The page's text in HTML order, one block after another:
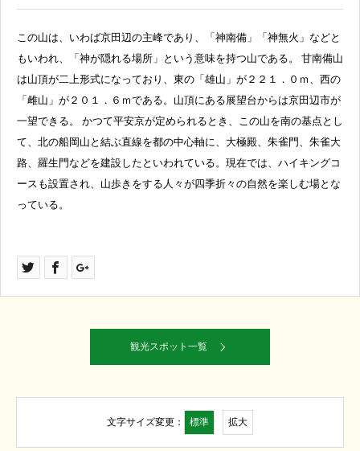
この山は、いわば京田辺の主峰であり、「神南備」「神無火」などと
もいわれ、「神が隠れる場所」という意味を持つ山である。 甘南備山
は山頂が二上形式になっており、東の「雄山」が２２１．０ｍ、西の
「雌山」が２０１．６ｍである。山頂にある展望台からは京田辺市が
一望できる。 かつて平安京が定められるとき、この山を南の基点とし
て、北の船岡山と結ぶ直線を都の中心軸に、大極殿、朱雀門、朱雀大
路、羅生門などを建設したといわれている。現在では、ハイキングコ
ースも設置され、山歩きをする人々が四季折々の自然を楽しむ場とな
っている。
観光スポット一覧
文字サイズ変更： 標準 拡大